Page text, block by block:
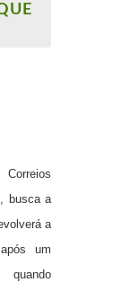
Correios
busca a
a
um